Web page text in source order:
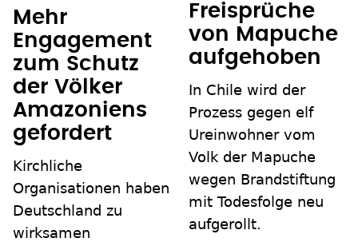
Mehr
Engagement
zum Schutz
der Völker
Amazoniens
gefordert
Kirchliche
Organisationen haben
Deutschland zu
wirksamen
Freisprüche
von Mapuche
aufgehoben
In Chile wird der
Prozess gegen elf
Ureinwohner vom
Volk der Mapuche
wegen Brandstiftung
mit Todesfolge neu
aufgerollt.